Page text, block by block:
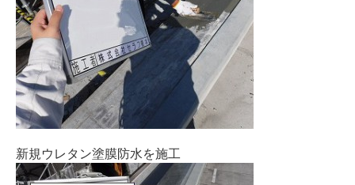
新規ウレタン塗膜防水を施工